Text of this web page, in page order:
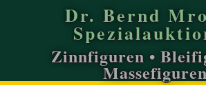
Dr. Bernd
Zinnfiguren •